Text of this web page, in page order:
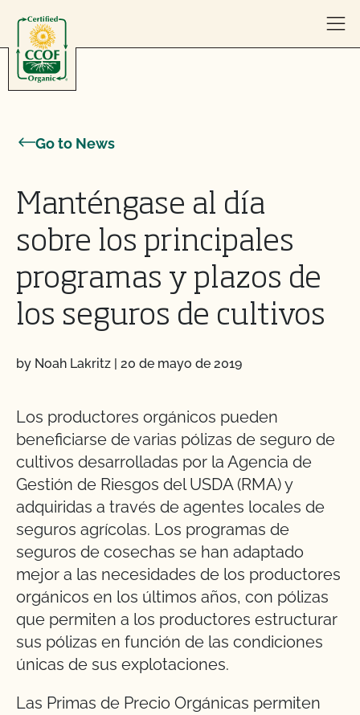
Go to News
Manténgase al día
sobre los principales
programas y plazos de
los seguros de cultivos
by Noah Lakritz | 20 de mayo de 2019
Los productores orgánicos pueden
beneficiarse de varias pólizas de seguro de
cultivos desarrolladas por la Agencia de
Gestión de Riesgos del USDA (RMA) y
adquiridas a través de agentes locales de
seguros agrícolas. Los programas de
seguros de cosechas se han adaptado
mejor a las necesidades de los productores
orgánicos en los últimos años, con pólizas
que permiten a los productores estructurar
sus pólizas en función de las condiciones
únicas de sus explotaciones.
Las Primas de Precio Orgánicas permiten